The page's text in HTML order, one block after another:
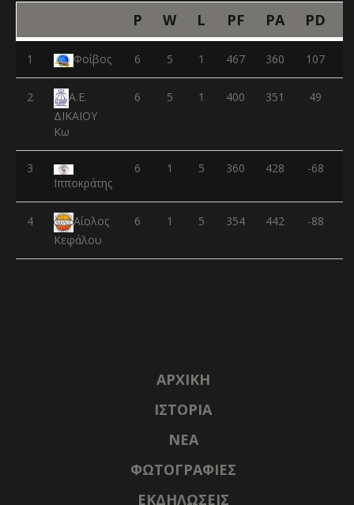
P W L PF PA PD
1 Φοίβος 6 5 1 467 360 107
2
Α.Ε.
ΔΙΚΑΙΟΥ
Κω
6 5 1 400 351 49
3
Ιπποκράτης
6 1 5 360 428 -68
4
Αίολος
Κεφάλου
6 1 5 354 442 -88
ΑΡΧΙΚΉ
ΙΣΤΟΡΊΑ
NΈΑ
ΦΩΤΟΓΡΑΦΊΕΣ
ΕΚΔΗΛΏΣΕΙΣ